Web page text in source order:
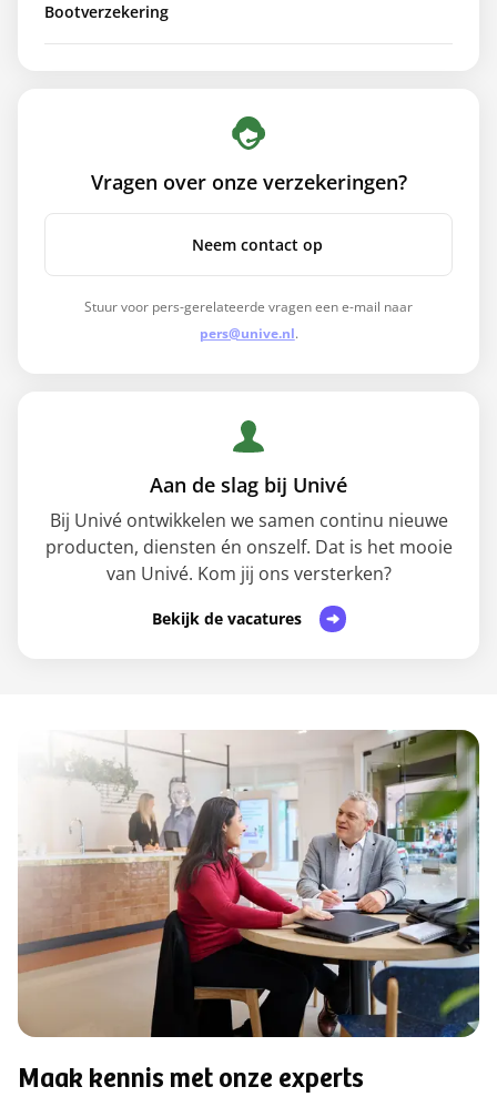
Bootverzekering
Vragen over onze verzekeringen?
Neem contact op
Stuur voor pers-gerelateerde vragen een e-mail naar
pers@unive.nl.
Aan de slag bij Univé
Bij Univé ontwikkelen we samen continu nieuwe
producten, diensten én onszelf. Dat is het mooie
van Univé. Kom jij ons versterken?
Bekijk de vacatures
Maak kennis met onze experts